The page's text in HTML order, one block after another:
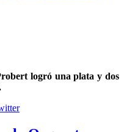
logró una plata y dos